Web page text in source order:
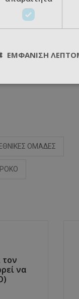
ΕΘΝΙΚΕΣ ΟΜΑΔΕΣ
τον
να
ΕΜΦΆΝΙΣΗ